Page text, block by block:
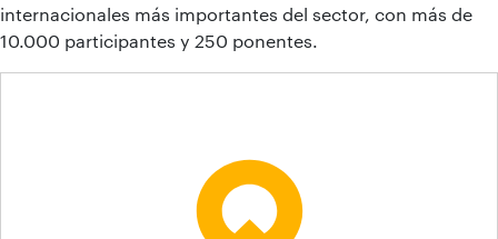
internacionales más importantes del sector, con más de
10.000 participantes y 250 ponentes.